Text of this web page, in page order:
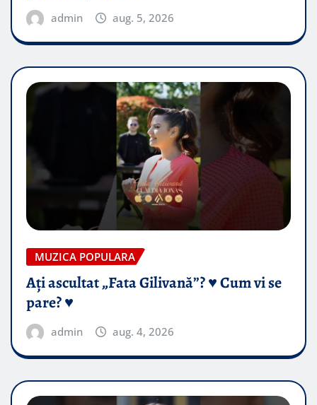
admin aug. 5, 2026
MUZICA POPULARA
Ați ascultat „Fata Gilivană”? ♥️ Cum vi se
pare? ♥️
admin aug. 4, 2026